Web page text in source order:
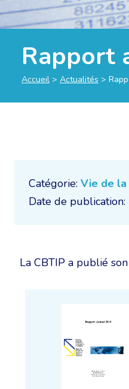
Rapport
Accueil > Actualités >
Catégorie: Vie de la
Date de publication:
La CBTIP a publié